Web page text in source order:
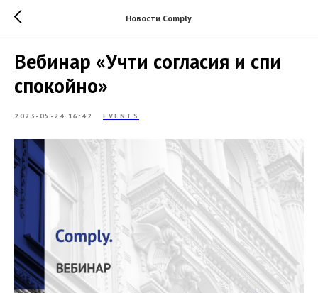
Новости Comply.
Вебинар «Учти согласия и спи
спокойно»
2023-05-24 16:42 EVENTS